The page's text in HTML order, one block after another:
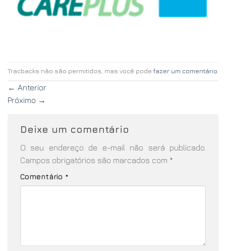
Tracbacks não são permitidos, mas você pode fazer um comentário
← Anterior
Próximo →
Deixe um comentário
O seu endereço de e-mail não será publicado.
Campos obrigatórios são marcados com *
Comentário *